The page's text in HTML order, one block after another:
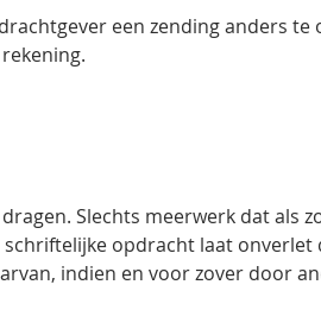
een zending anders te
Slechts meerwerk dat als
opdracht laat onverlet
indien en voor zover door